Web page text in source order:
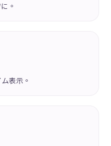
。
表示。